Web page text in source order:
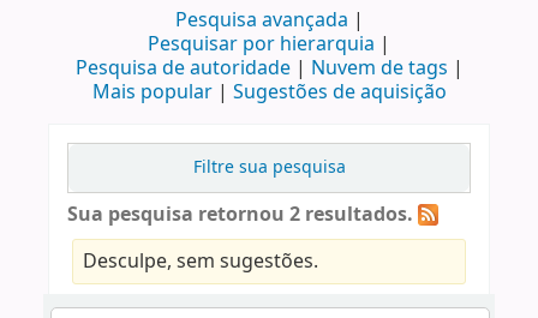
Pesquisa avançada
Pesquisar por hierarquia
Pesquisa de autoridade
Nuvem de tags
Mais popular
Sugestões de aquisição
Filtre sua pesquisa
Sua pesquisa retornou 2 resultados.
Desculpe, sem sugestões.